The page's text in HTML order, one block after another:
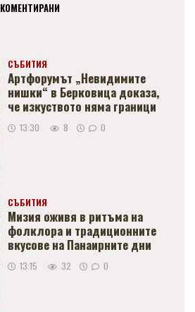
КОМЕНТИРАНИ
СЪБИТИЯ
Артфорумът „Невидимите
нишки“ в Берковица доказа,
че изкуството няма граници
13:30 8 0
СЪБИТИЯ
Мизия оживя в ритъма на
фолклора и традиционните
вкусове на Панаирните дни
13:15 32 0